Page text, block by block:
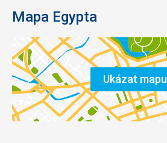
Mapa Egypta
Ukázat mapu